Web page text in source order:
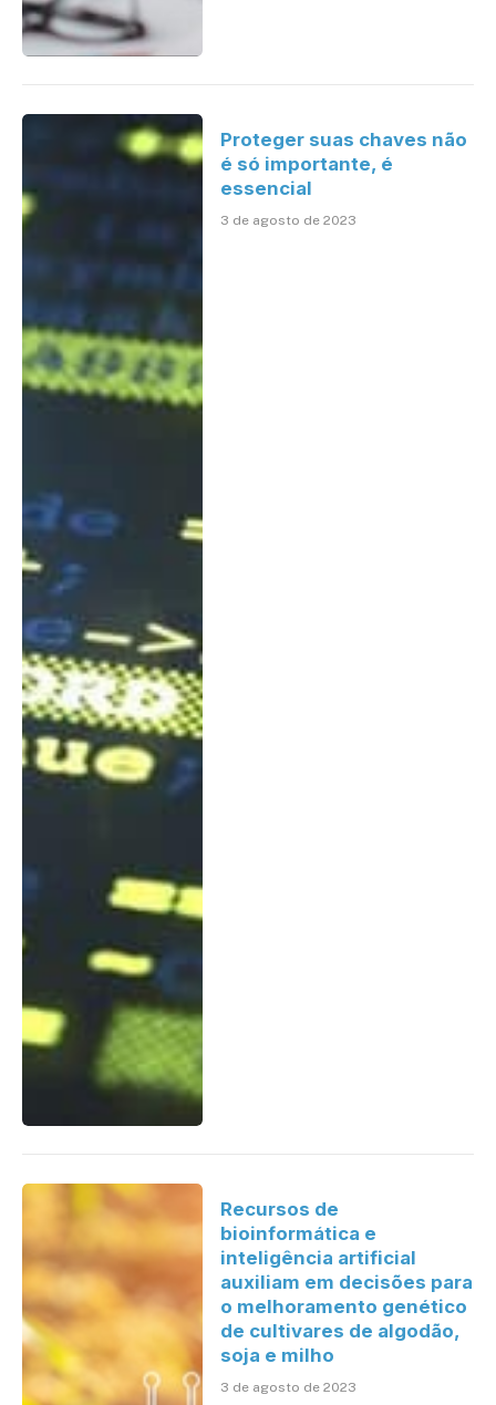
Proteger suas chaves não
é só importante, é
essencial
3 de agosto de 2023
Recursos de
bioinformática e
inteligência artificial
auxiliam em decisões para
o melhoramento genético
de cultivares de algodão,
soja e milho
3 de agosto de 2023